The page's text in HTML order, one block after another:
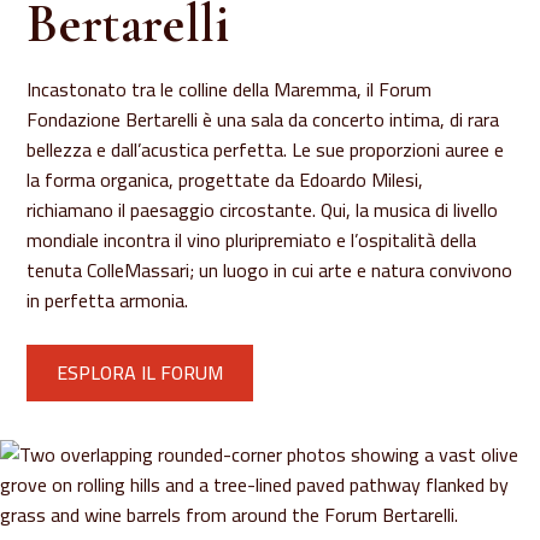
Bertarelli
Incastonato tra le colline della Maremma, il Forum
Fondazione Bertarelli è una sala da concerto intima, di rara
bellezza e dall’acustica perfetta. Le sue proporzioni auree e
la forma organica, progettate da Edoardo Milesi,
richiamano il paesaggio circostante. Qui, la musica di livello
mondiale incontra il vino pluripremiato e l’ospitalità della
tenuta ColleMassari; un luogo in cui arte e natura convivono
in perfetta armonia.
ESPLORA IL FORUM